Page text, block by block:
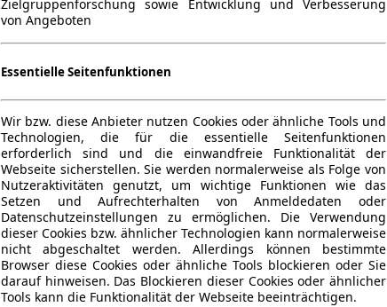
Zielgruppenforschung sowie Entwicklung und Verbesserung
von Angeboten
Essentielle Seitenfunktionen
Wir bzw. diese Anbieter nutzen Cookies oder ähnliche Tools und
Technologien, die für die essentielle Seitenfunktionen
erforderlich sind und die einwandfreie Funktionalität der
Webseite sicherstellen. Sie werden normalerweise als Folge von
Nutzeraktivitäten genutzt, um wichtige Funktionen wie das
Setzen und Aufrechterhalten von Anmeldedaten oder
Datenschutzeinstellungen zu ermöglichen. Die Verwendung
dieser Cookies bzw. ähnlicher Technologien kann normalerweise
nicht abgeschaltet werden. Allerdings können bestimmte
Browser diese Cookies oder ähnliche Tools blockieren oder Sie
darauf hinweisen. Das Blockieren dieser Cookies oder ähnlicher
Tools kann die Funktionalität der Webseite beeinträchtigen.